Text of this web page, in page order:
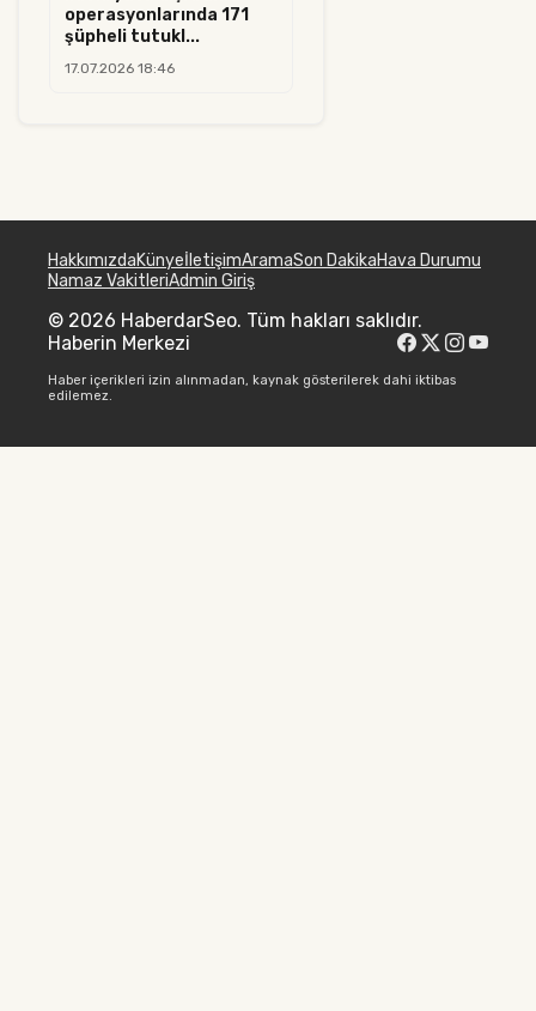
operasyonlarında 171
şüpheli tutukl...
17.07.2026 18:46
HakkımızdaKünyeİletişimAramaSon DakikaHava Durumu
Namaz VakitleriAdmin Giriş
© 2026 HaberdarSeo. Tüm hakları saklıdır.
Haberin Merkezi
Haber içerikleri izin alınmadan, kaynak gösterilerek dahi iktibas
edilemez.